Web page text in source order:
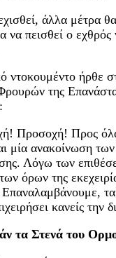
άλλα μέτρα
να πεισθεί ο εχθρός
ντοκουμέντο ήρθε
της
Προσοχή! Προς
μία ανακοίνωση
Λόγω των
όρων της
τα
κανείς την
τα Στενά του